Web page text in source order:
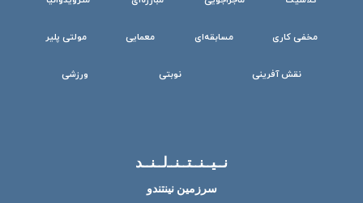
مخفی کاری مسابقه‌ای معمایی مولتی پلیر
نقش آفرینی نوبتی ورزشی
نــیــنــتــنــ‌لــنــد
سرزمین نینتندو